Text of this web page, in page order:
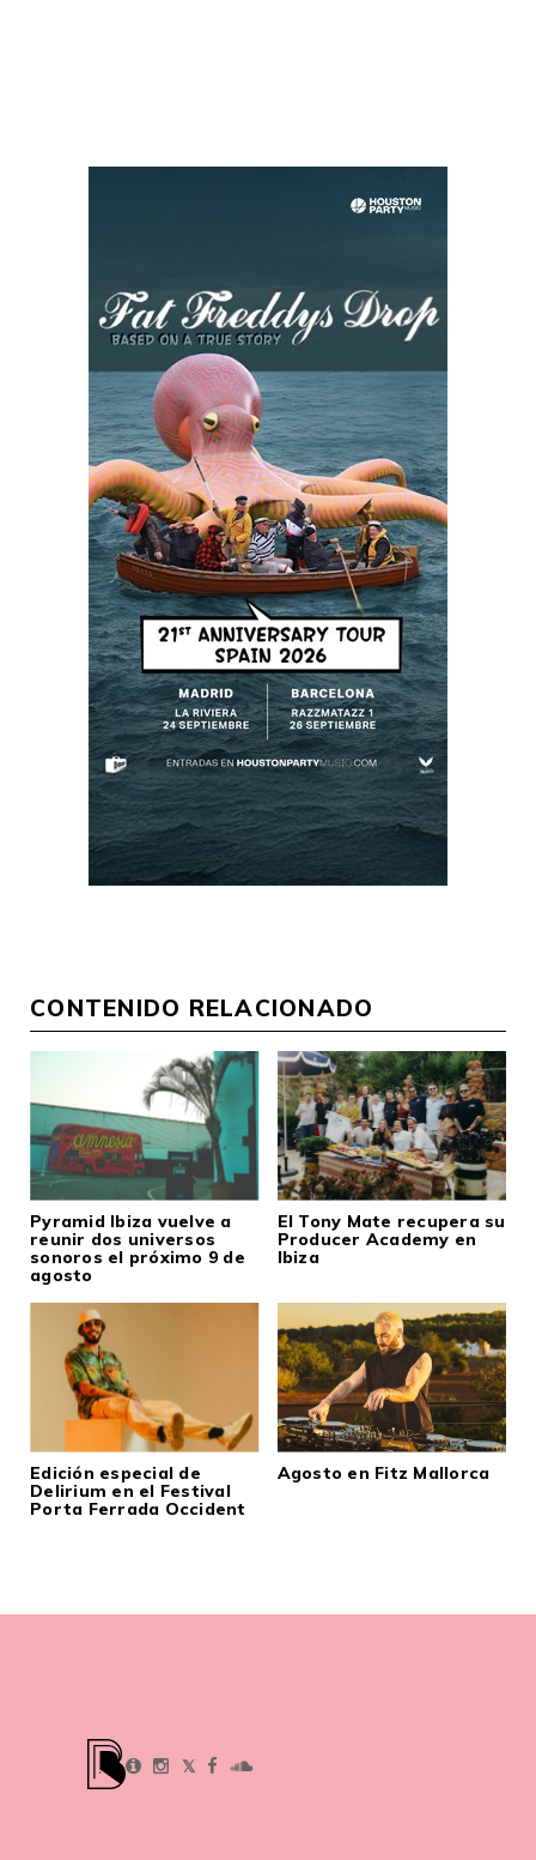
CONTENIDO RELACIONADO
Pyramid Ibiza vuelve a
reunir dos universos
sonoros el próximo 9 de
agosto
El Tony Mate recupera su
Producer Academy en
Ibiza
Edición especial de
Delirium en el Festival
Porta Ferrada Occident
Agosto en Fitz Mallorca
𝕏